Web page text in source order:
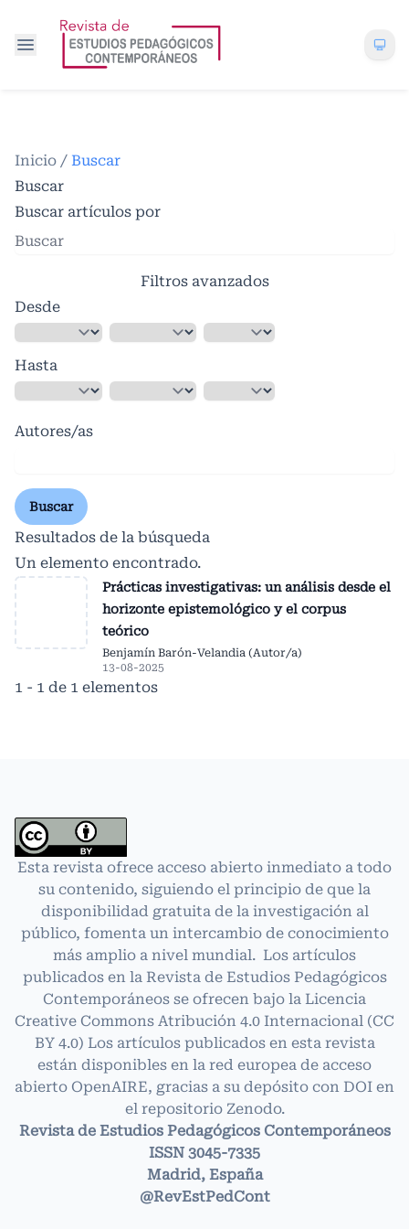
Inicio / Buscar
Buscar
Buscar artículos por
Filtros avanzados
Desde
Hasta
Autores/as
Buscar
Resultados de la búsqueda
Un elemento encontrado.
Prácticas investigativas: un análisis desde el
horizonte epistemológico y el corpus
teórico
Benjamín Barón-Velandia (Autor/a)
13-08-2025
1 - 1 de 1 elementos
Esta revista ofrece acceso abierto inmediato a todo
su contenido, siguiendo el principio de que la
disponibilidad gratuita de la investigación al
público, fomenta un intercambio de conocimiento
más amplio a nivel mundial. Los artículos
publicados en la Revista de Estudios Pedagógicos
Contemporáneos se ofrecen bajo la Licencia
Creative Commons Atribución 4.0 Internacional (CC
BY 4.0) Los artículos publicados en esta revista
están disponibles en la red europea de acceso
abierto OpenAIRE, gracias a su depósito con DOI en
el repositorio Zenodo.
Revista de Estudios Pedagógicos Contemporáneos
ISSN 3045-7335
Madrid, España
@RevEstPedCont